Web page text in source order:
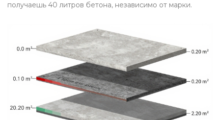
получаешь 40 литров бетона, независимо от марки.